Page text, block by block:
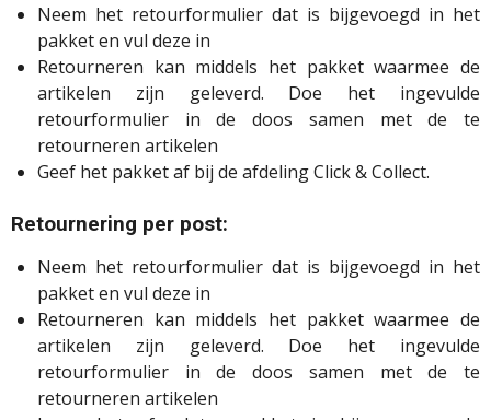
Neem het retourformulier dat is bijgevoegd in het
pakket en vul deze in
Retourneren kan middels het pakket waarmee de
artikelen zijn geleverd. Doe het ingevulde
retourformulier in de doos samen met de te
retourneren artikelen
Geef het pakket af bij de afdeling Click & Collect.
Retournering per post:
Neem het retourformulier dat is bijgevoegd in het
pakket en vul deze in
Retourneren kan middels het pakket waarmee de
artikelen zijn geleverd. Doe het ingevulde
retourformulier in de doos samen met de te
retourneren artikelen